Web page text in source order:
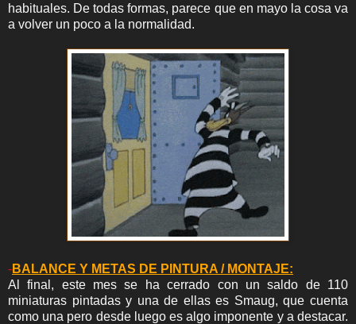
habituales. De todas formas, parece que en mayo la cosa va
a volver un poco a la normalidad.
-BALANCE Y METAS DE PINTURA / MONTAJE:
Al final, este mes se ha cerrado con un saldo de 110
miniaturas pintadas y una de ellas es Smaug, que cuenta
como una pero desde luego es algo imponente y a destacar.